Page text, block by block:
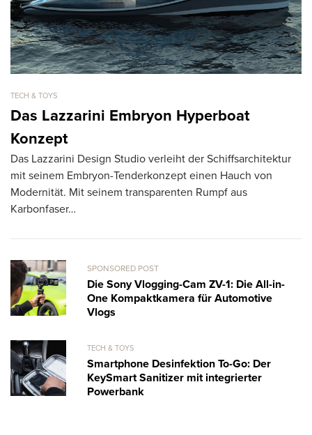
TECH & TOYS
Das Lazzarini Embryon Hyperboat
Konzept
Das Lazzarini Design Studio verleiht der Schiffsarchitektur
mit seinem Embryon-Tenderkonzept einen Hauch von
Modernität. Mit seinem transparenten Rumpf aus
Karbonfaser…
SPONSORED POST
Die Sony Vlogging-Cam ZV-1: Die All-in-
One Kompaktkamera für Automotive
Vlogs
TECH & TOYS
Smartphone Desinfektion To-Go: Der
KeySmart Sanitizer mit integrierter
Powerbank